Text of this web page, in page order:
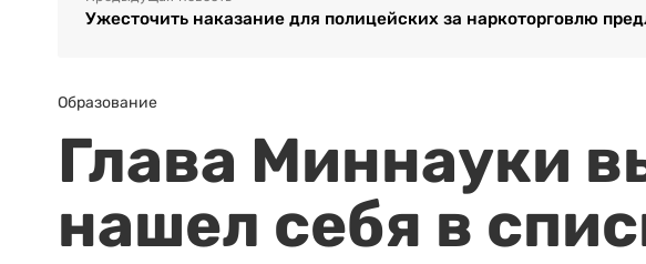
Ужесточить наказание для полицейских за наркоторговлю
Образование
Глава Миннауки
нашел себя в